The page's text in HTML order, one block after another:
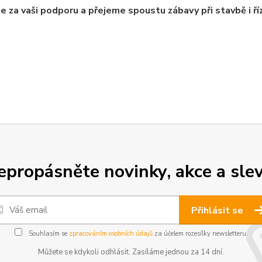
za vaši podporu a přejeme spoustu zábavy při stavbě i
novinky, akce a
Přihlásit se
Souhlasím se zpracováním osobních údajůza účelem rozesílky newsletteru.
Můžete se kdykoli odhlásit. Zasíláme jednou za 14 dní.